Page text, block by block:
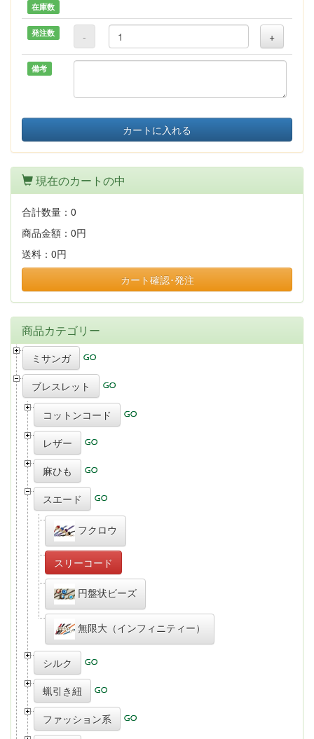
在庫数
発注数 - +
備考
カートに入れる
現在のカートの中
合計数量： 0
商品金額： 0円
送料： 0円
カート確認･発注
商品カテゴリー
ミサンガ
ブレスレット
コットンコード
レザー
麻ひも
スエード
フクロウ
スリーコード
円盤状ビーズ
無限大（インフィニティー）
シルク
蝋引き紐
ファッション系